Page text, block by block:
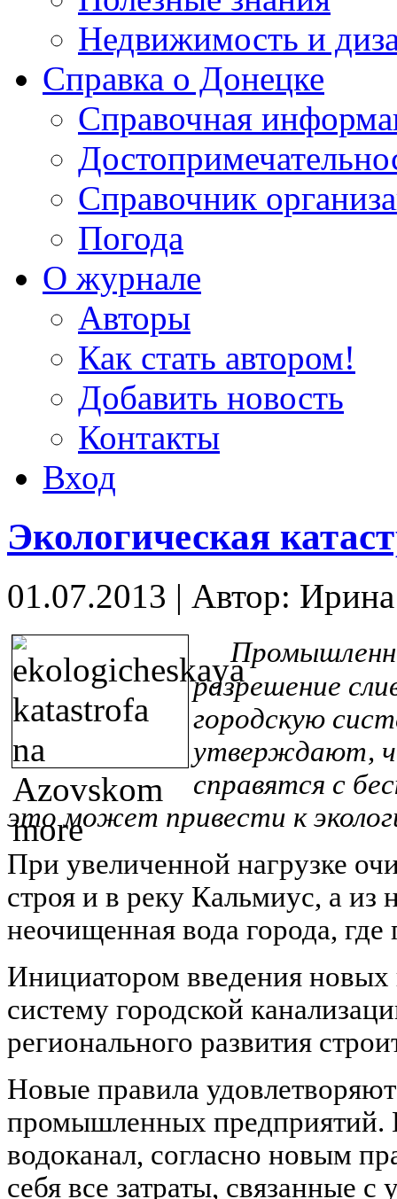
Недвижимость и
Справка о Донецке
Справочная
Справочник
Погода
О журнале
Авторы
Как стать автором!
Добавить новость
Контакты
Вход
Экологическая
01.07.2013 | Автор:
разрешение
городскую
утверждают,
справятся с
это может привести к
При увеличенной нагрузке
строя и в реку Кальмиус, а из
неочищенная вода города,
Инициатором введения
систему городской
регионального развития
Новые правила
промышленных предприятий.
водоканал, согласно новым
себя все затраты, связанные